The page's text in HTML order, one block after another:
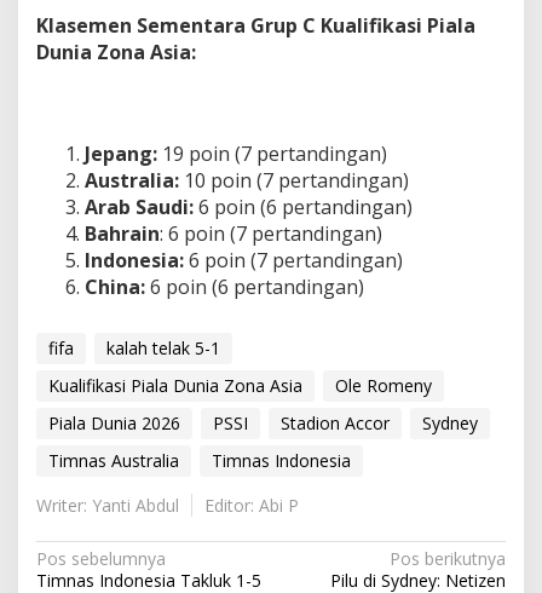
Klasemen Sementara Grup C Kualifikasi Piala
Dunia Zona Asia:
Jepang: 19 poin (7 pertandingan)
Australia: 10 poin (7 pertandingan)
Arab Saudi:6 poin (6 pertandingan)
Bahrain: 6 poin (7 pertandingan)
Indonesia:6 poin (7 pertandingan)
China:6 poin (6 pertandingan)
fifa
kalah telak 5-1
Kualifikasi Piala Dunia Zona Asia
Ole Romeny
Piala Dunia 2026
PSSI Stadion Accor
Sydney
Timnas Australia
Timnas Indonesia
Writer: Yanti Abdul
Editor: Abi P
N
Pos sebelumnya
Timnas Indonesia Takluk 1-5
Pos berikutnya
Pilu di Sydney: Netizen